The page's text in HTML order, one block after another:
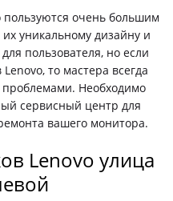
очень большим
уникальному дизайну и
пользователя, но если
то мастера всегда
Необходимо
сервисный центр для
вашего монитора.
Lenovo улица